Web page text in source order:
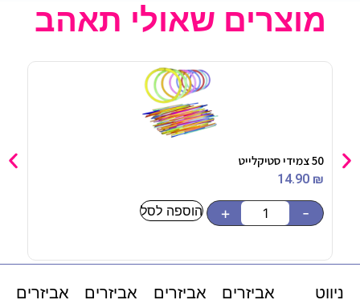
מוצרים שאולי תאהב
50 צמידי סטיקלייט
14.90 ₪
-
+ הוספה לסל
ניווט
אביזרים
אביזרים
אביזרים
אביזרים